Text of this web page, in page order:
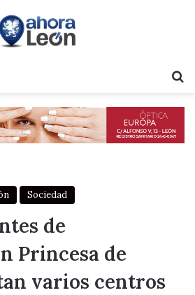
Sociedad
de
Princesa de
varios centros